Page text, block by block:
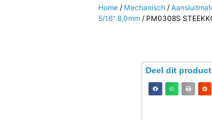
Home / Mechanisch /
5/16" 8,0mm / PM0308S
Deel dit product